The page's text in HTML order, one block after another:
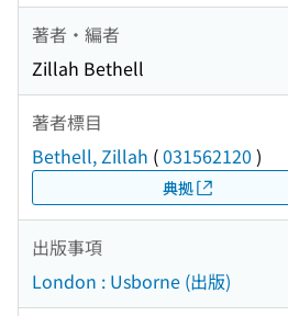
著者・編者
Zillah Bethell
著者標目
Bethell, Zillah (031562120 )
典拠
出版事項
London : Usborne (出版)